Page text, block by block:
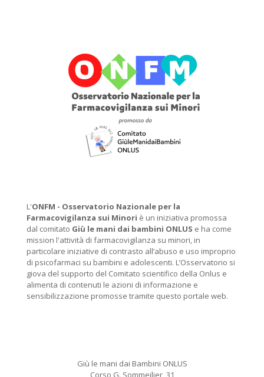
L'ONFM - Osservatorio Nazionale per la
Farmacovigilanza sui Minori è un iniziativa promossa
dal comitato Giù le mani dai bambini ONLUS e ha come
mission l'attività di farmacovigilanza su minori, in
particolare iniziative di contrasto all’abuso e uso improprio
di psicofarmaci su bambini e adolescenti. L’Osservatorio si
giova del supporto del Comitato scientifico della Onlus e
alimenta di contenuti le azioni di informazione e
sensibilizzazione promosse tramite questo portale web.
Giù le mani dai Bambini ONLUS
Corso G. Sommeilier, 31